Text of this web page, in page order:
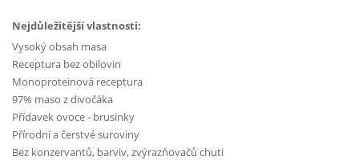
Nejdůležitější vlastnosti:
Vysoký obsah masa
Receptura bez obilovin
Monoproteinová receptura
97% maso z divočáka
Přídavek ovoce - brusinky
Přírodní a čerstvé suroviny
Bez konzervantů, barviv, zvýrazňovačů chuti